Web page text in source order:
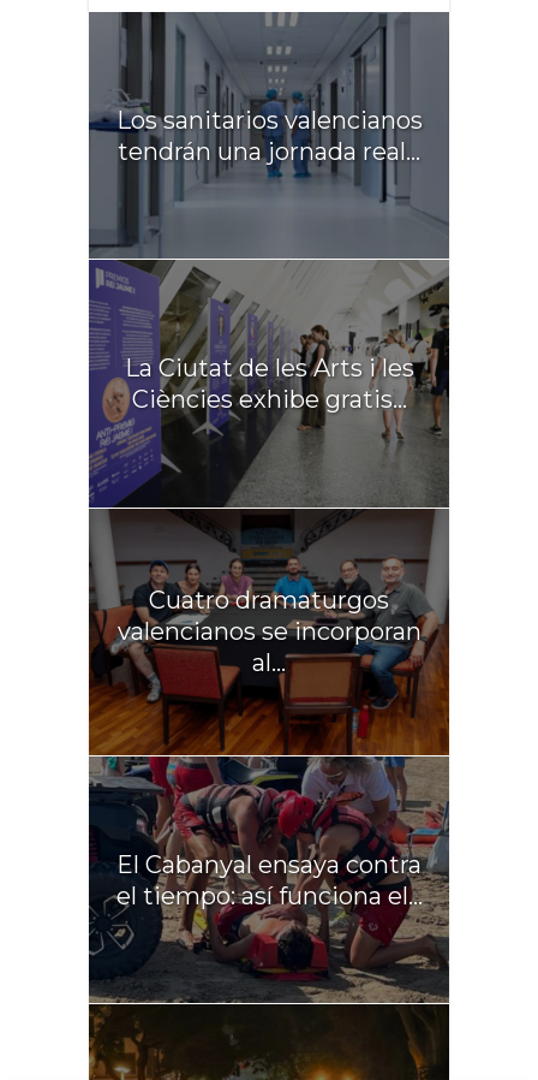
Los sanitarios valencianos
tendrán una jornada real...
La Ciutat de les Arts i les
Ciències exhibe gratis...
Cuatro dramaturgos
valencianos se incorporan
al...
El Cabanyal ensaya contra
el tiempo: así funciona el...